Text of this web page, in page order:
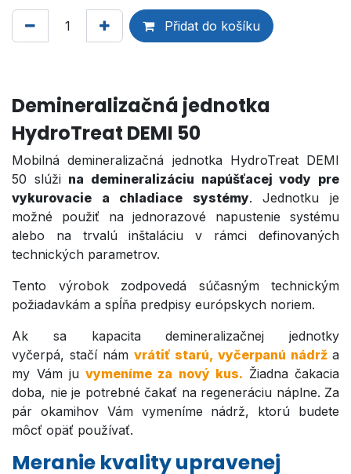
Přidat do košíku
Demineralizačná jednotka
HydroTreat DEMI 50
Mobilná demineralizačná jednotka HydroTreat DEMI
50 slúži na demineralizáciu napúšťacej vody pre
vykurovacie a chladiace systémy. Jednotku je
možné použiť na jednorazové napustenie systému
alebo na trvalú inštaláciu v rámci definovaných
technických parametrov.
Tento výrobok zodpovedá súčasným technickým
požiadavkám a spĺňa predpisy európskych noriem.
Ak sa kapacita demineralizačnej jednotky
vyčerpá, stačí nám vrátiť starú, vyčerpanú nádrž a
my Vám ju vymeníme za nový kus. Žiadna čakacia
doba, nie je potrebné čakať na regeneráciu náplne. Za
pár okamihov Vám vymeníme nádrž, ktorú budete
môcť opäť používať.
Meranie kvality upravenej